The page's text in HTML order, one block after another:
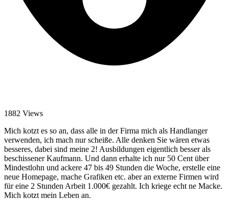
1882 Views
Mich kotzt es so an, dass alle in der Firma mich als Handlanger
verwenden, ich mach nur scheiße. Alle denken Sie wären etwas
besseres, dabei sind meine 2! Ausbildungen eigentlich besser als
beschissener Kaufmann. Und dann erhalte ich nur 50 Cent über
Mindestlohn und ackere 47 bis 49 Stunden die Woche, erstelle eine
neue Homepage, mache Grafiken etc. aber an externe Firmen wird
für eine 2 Stunden Arbeit 1.000€ gezahlt. Ich kriege echt ne Macke.
Mich kotzt mein Leben an.